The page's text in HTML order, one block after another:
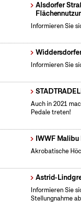
Alsdorfer
Informieren Sie
Informieren Sie
Auch in 2021
Pedale treten!
IWWF Malibu
Akrobatische
Astrid-
Informieren Sie
Stellungnahme